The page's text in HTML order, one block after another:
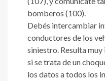
bomberos (100).
Debés intercambiar
conductores de los
siniestro. Resulta
si se trata de un
los datos a todos los